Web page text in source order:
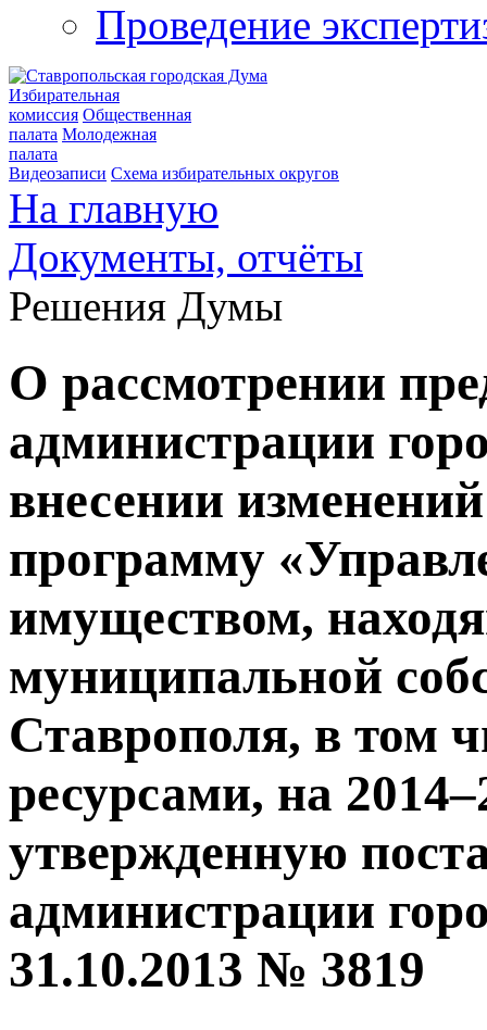
Проведение
Избирательная
комиссия Общественная
палата Молодежная
палата
Видеозаписи Схема избирательных округов
На главную
Документы, отчёты
Решения Думы
О рассмотрении
администрации
внесении
программу
имуществом,
муниципальной
Ставрополя, в том
ресурсами, на
утвержденную
администрации
31.10.2013 № 3819